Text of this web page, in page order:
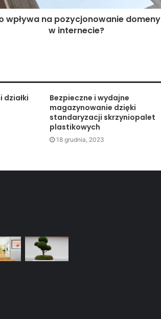
wpływa na pozycjonowanie domeny
w internecie?
działki
Bezpieczne i wydajne
magazynowanie dzięki
standaryzacji skrzyniopalet
plastikowych
18 grudnia, 2023